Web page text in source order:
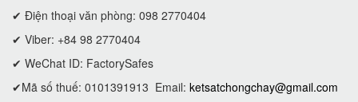
✔ Điện thoại văn phòng: 098 2770404
✔ Viber: +84 98 2770404
✔ WeChat ID: FactorySafes
✔Mã số thuế: 0101391913 Email: ketsatchongchay@gmail.com